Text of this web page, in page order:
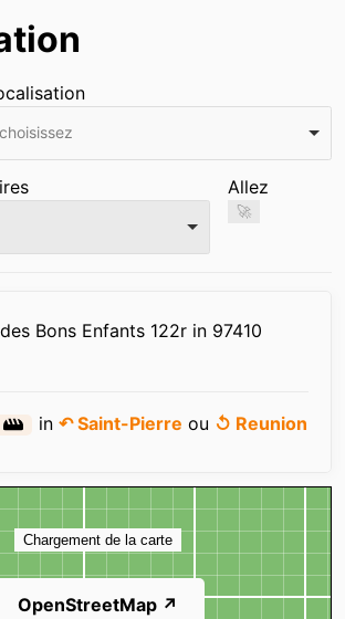
choisissez
Allez
🚀
Bons Enfants 122r in 97410
in↶ Saint-Pierre ou ↺ Reunion
Chargement de la carte
OpenStreetMap ↗